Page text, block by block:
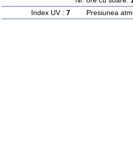
Index UV : 7Presiunea